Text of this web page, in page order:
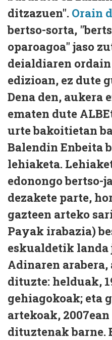
ditzazuen". Orain
bertso-sorta,
oparoagoa" jaso
deialdiaren
edizioan, ez dute
Dena den, aukera
ematen dute
urte bakoitietan
Balendin Enbeita
lehiaketa.
edonongo bertso-
dezakete parte,
gazteen arteko
Payak irabazia)
eskualdetik landa
Adinaren
dituzte: helduak,
gehiagokoak; eta
artekoak, 2007ean
dituztenak barne.